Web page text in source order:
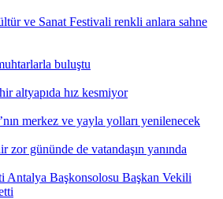
ve Sanat Festivali renkli anlara sahne
buluştu
altyapıda hız kesmiyor
merkez ve yayla yolları yenilenecek
zor gününde de vatandaşın yanında
Antalya Başkonsolosu Başkan Vekili